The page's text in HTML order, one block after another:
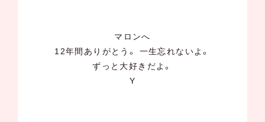
マロンへ
12年間ありがとう。 一生忘れないよ。
ずっと大好きだよ。
Y